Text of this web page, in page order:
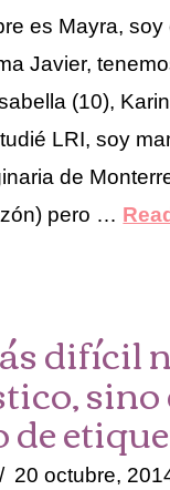
es Mayra, soy
Javier,
(10),
LRI, soy
de
pero …
difícil
de
20 octubre,